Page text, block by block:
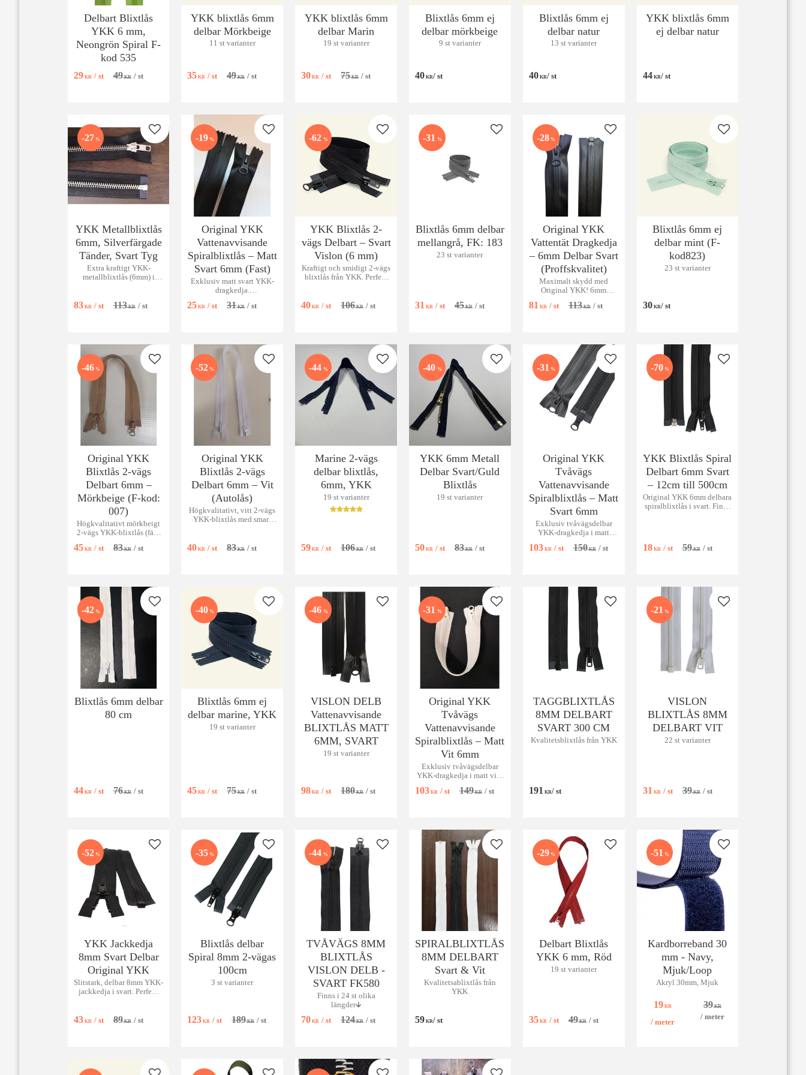
Delbart Blixtlås
YKK 6 mm,
Neongrön Spiral F-
kod 535
29KR / st 49KR / st
YKK blixtlås 6mm
delbar Mörkbeige
11 st varianter
35 KR /st 49KR /st
YKK blixtlås 6mm
delbar Marin
19 st varianter
30 KR /st 75KR /st
Blixtlås 6mm ej
delbar mörkbeige
9 st varianter
40KR/ st
Blixtlås 6mm ej
delbar natur
13 st varianter
40KR/ st
YKK blixtlås 6mm
ej delbar natur
44KR/ st
YKK Metallblixtlås
6mm, Silverfärgade
Tänder, Svart Tyg
Extra kraftigt YKK-
metallblixtlås (6mm) i
kräver maximal slitstyrka
83KR / st 113KR / st
27 % Lägg till i favoriter
Original YKK
Vattenavvisande
Spiralblixtlås – Matt
Svart 6mm (Fast)
Exklusiv matt svart YKK-
dragkedja.
(6mm) för väskor och
25 KR /st 31KR /st
19 % Lägg till i favoriter
YKK Blixtlås 2-
vägs Delbart – Svart
Vislon (6 mm)
Kraftigt och smidigt 2-vägs
blixtlås från YKK. Perfekt
40 KR /st 106KR /st
62 % Lägg till i favoriter
Blixtlås 6mm delbar
mellangrå, FK: 183
23 st varianter
31 KR / st 45KR / st
31 % Lägg till i favoriter
Original YKK
Vattentät Dragkedja
– 6mm Delbar Svart
(Proffskvalitet)
Maximalt skydd med
Original YKK! 6mm
dragkedja för extrema
81 KR / st 113KR / st
28 % Lägg till i favoriter
Blixtlås 6mm ej
delbar mint (F-
kod823)
23 st varianter
30KR/ st
Lägg till i favoriter
Original YKK
Blixtlås 2-vägs
Delbart 6mm –
Mörkbeige (F-kod:
007)
Högkvalitativt mörkbeigt
2-vägs YKK-blixtlås (färg
från 15 cm till 150 cm!
45KR / st 83KR / st
46 % Lägg till i favoriter
Original YKK
Blixtlås 2-vägs
Delbart 6mm – Vit
(Autolås)
Högkvalitativt, vitt 2-vägs
YKK-blixtlås med smart
40 KR /st 83KR /st
52 % Lägg till i favoriter
Marine 2-vägs
delbar blixtlås,
6mm, YKK
19 st varianter
59 KR /st 106KR /st
44 % Lägg till i favoriter
YKK 6mm Metall
Delbar Svart/Guld
Blixtlås
19 st varianter
50KR / st 83KR / st
40 % Lägg till i favoriter
Original YKK
Tvåvägs
Vattenavvisande
Spiralblixtlås – Matt
Svart 6mm
Exklusiv tvåvägsdelbar
YKK-dragkedja i matt
6mm spiral för jackor &
103KR / st 150KR / st
31 % Lägg till i favoriter
YKK Blixtlås Spiral
Delbart 6mm Svart
– 12cm till 500cm
Original YKK 6mm delbara
spiralblixtlås i svart. Finns
alla dina syprojek
18KR / st 59KR / st
70 % Lägg till i favoriter
Blixtlås 6mm delbar
80 cm
44KR / st 76KR / st
42 % Lägg till i favoriter
Blixtlås 6mm ej
delbar marine, YKK
19 st varianter
45 KR /st 75KR /st
40 % Lägg till i favoriter
VISLON DELB
Vattenavvisande
BLIXTLÅS MATT
6MM, SVART
19 st varianter
98 KR /st 180KR /st
46 % Lägg till i favoriter
Original YKK
Tvåvägs
Vattenavvisande
Spiralblixtlås – Matt
Vit 6mm
Exklusiv tvåvägsdelbar
YKK-dragkedja i matt vitt.
spiral för jackor & kappor.
103KR / st 149KR / st
31 % Lägg till i favoriter
TAGGBLIXTLÅS
8MM DELBART
SVART 300 CM
Kvalitetsblixtlås från YKK
191 KR/ st
Lägg till i favoriter
VISLON
BLIXTLÅS 8MM
DELBART VIT
22 st varianter
31 KR / st 39KR / st
21 % Lägg till i favoriter
YKK Jackkedja
8mm Svart Delbar
Original YKK
Slitstark, delbar 8mm YKK-
jackkedja i svart. Perfekt
43KR / st 89KR / st
52 % Lägg till i favoriter
Blixtlås delbar
Spiral 8mm 2-vägas
100cm
3 st varianter
123 KR /st 189KR /st
35 % Lägg till i favoriter
TVÅVÄGS 8MM
BLIXTLÅS
VISLON DELB -
SVART FK580
Finns i 24 st olika
längder🡳
70 KR /st 124KR /st
44 % Lägg till i favoriter
SPIRALBLIXTLÅS
8MM DELBART
Svart & Vit
Kvalitetsablixtlås från
YKK
59KR/ st
Lägg till i favoriter
Delbart Blixtlås
YKK 6 mm, Röd
19 st varianter
35KR / st 49KR / st
29 % Lägg till i favoriter
Kardborreband 30
mm - Navy,
Mjuk/Loop
Akryl 30mm, Mjuk
19KR
/ meter
39KR
/ meter
51 % Lägg till i favoriter